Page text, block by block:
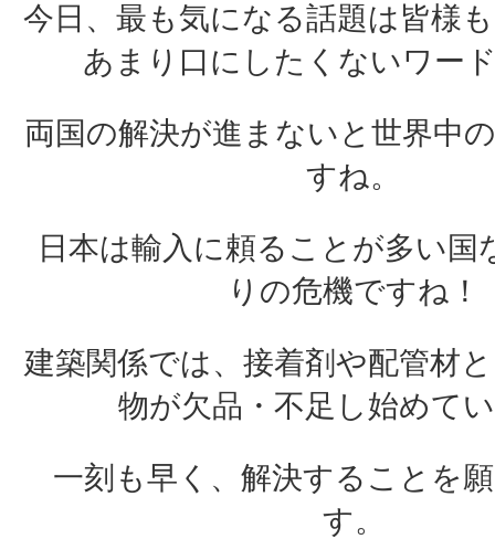
今日、最も気になる話題は皆様
あまり口にしたくないワー
両国の解決が進まないと世界中
すね。
日本は輸入に頼ることが多い国
りの危機ですね！
建築関係では、接着剤や配管材
物が欠品・不足し始めて
一刻も早く、解決することを
す。